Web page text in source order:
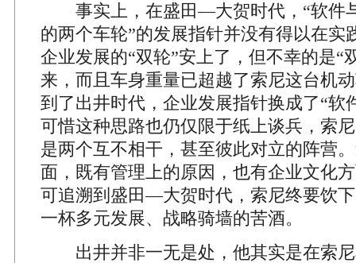
事实上，在盛田—大贺时代，“软件
的两个车轮”的发展指针并没有得以在实
企业发展的“双轮”安上了，但不幸的是“
来，而且车身重量已超越了索尼这台机
到了出井时代，企业发展指针换成了“软
可惜这种思路也仍仅限于纸上谈兵，索
是两个互不相干，甚至彼此对立的阵营
面，既有管理上的原因，也有企业文化
可追溯到盛田—大贺时代，索尼终要饮
一杯多元发展、战略骑墙的苦酒。
出井并非一无是处，他其实是在索尼